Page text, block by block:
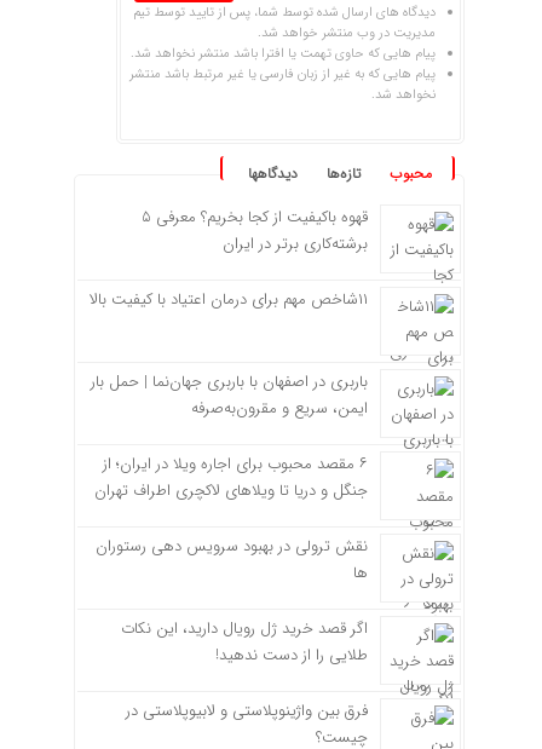
دیدگاه های ارسال شده توسط شما، پس از تایید توسط تیم
مدیریت در وب منتشر خواهد شد.
پیام هایی که حاوی تهمت یا افترا باشد منتشر نخواهد شد.
پیام هایی که به غیر از زبان فارسی یا غیر مرتبط باشد منتشر
نخواهد شد.
محبوب تازه‌ها دیدگاهها
قهوه باکیفیت از کجا بخریم؟ معرفی ۵
برشته‌کاری برتر در ایران
۱۱شاخص مهم برای درمان اعتیاد با کیفیت بالا
باربری در اصفهان با باربری جهان‌نما | حمل بار
ایمن، سریع و مقرون‌به‌صرفه
۶ مقصد محبوب برای اجاره ویلا در ایران؛ از
جنگل و دریا تا ویلاهای لاکچری اطراف تهران
نقش ترولی در بهبود سرویس دهی رستوران
ها
اگر قصد خرید ژل رویال دارید، این نکات
طلایی را از دست ندهید!
فرق بین واژینوپلاستی و لابیوپلاستی در
چیست؟